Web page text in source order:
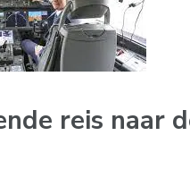
reis naar